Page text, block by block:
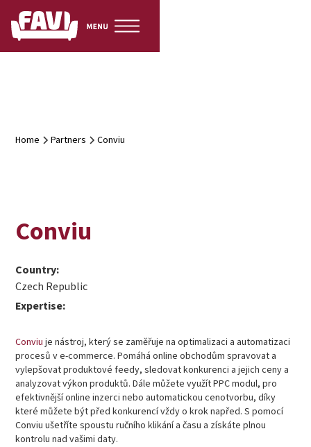
Home Partners Conviu
Conviu
Country:
Czech Republic
Expertise:
Conviuje nástroj, který se zaměřuje na optimalizaci a automatizaci
procesů v e-commerce. Pomáhá online obchodům spravovat a
vylepšovat produktové feedy, sledovat konkurenci a jejich ceny a
analyzovat výkon produktů. Dále můžete využít PPC modul, pro
efektivnější online inzerci nebo automatickou cenotvorbu, díky
které můžete být před konkurencí vždy o krok napřed. S pomocí
Conviu ušetříte spoustu ručního klikání a času a získáte plnou
kontrolu nad vašimi daty.